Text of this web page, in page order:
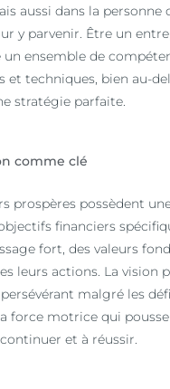
aussi dans la personne
y parvenir. Être un
un ensemble de
et techniques, bien au-
stratégie parfaite.
comme clé
prospères possèdent
financiers
fort, des valeurs
leurs actions. La vision
malgré les
force motrice qui pousse
et à réussir.